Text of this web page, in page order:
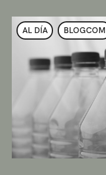
AL DÍA BLOGCOM